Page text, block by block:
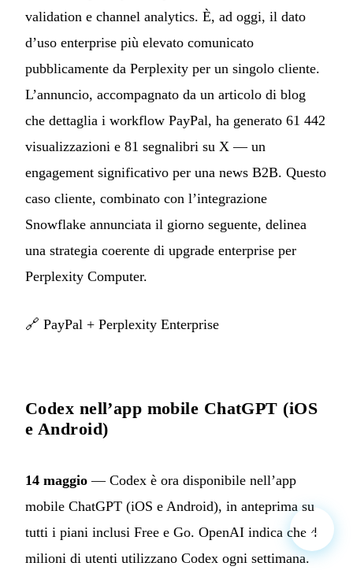
validation e channel analytics. È, ad oggi, il dato
d’uso enterprise più elevato comunicato
pubblicamente da Perplexity per un singolo cliente.
L’annuncio, accompagnato da un articolo di blog
che dettaglia i workflow PayPal, ha generato 61 442
visualizzazioni e 81 segnalibri su X — un
engagement significativo per una news B2B. Questo
caso cliente, combinato con l’integrazione
Snowflake annunciata il giorno seguente, delinea
una strategia coerente di upgrade enterprise per
Perplexity Computer.
🔗 PayPal + Perplexity Enterprise
Codex nell’app mobile ChatGPT (iOS
e Android)
14 maggio — Codex è ora disponibile nell’app
mobile ChatGPT (iOS e Android), in anteprima su
tutti i piani inclusi Free e Go. OpenAI indica che 4
milioni di utenti utilizzano Codex ogni settimana.